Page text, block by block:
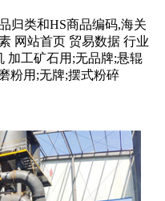
归类和HS商品编码,海关
网站首页 贸易数据 行业
加工矿石用;无品牌;悬辊
粉用;无牌;摆式粉碎